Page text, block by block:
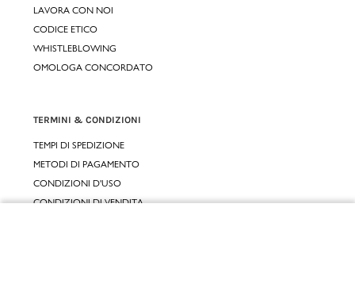
LAVORA CON NOI
CODICE ETICO
WHISTLEBLOWING
OMOLOGA CONCORDATO
TERMINI & CONDIZIONI
TEMPI DI SPEDIZIONE
METODI DI PAGAMENTO
CONDIZIONI D'USO
CONDIZIONI DI VENDITA